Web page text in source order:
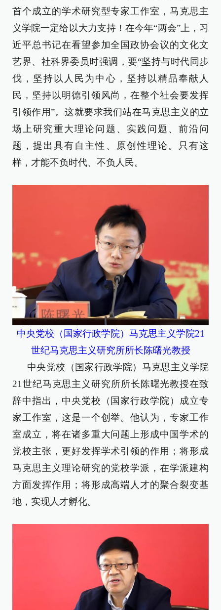
首个成立的学术研究型专家工作室，马克思主
义学院一定给以大力支持！在今年“两会”上，习
近平总书记在看望参加全国政协会议的文化文
艺界、社科界委员时强调，要“坚持与时代同步
伐，坚持以人民为中心，坚持以精品奉献人
民，坚持以明德引领风尚，在整个社会要发挥
引领作用”。这就要求我们站在马克思主义的立
场上研究重大理论问题、实践问题、前沿问
题，提出具有自主性、原创性理论。只有这
样，才能不负时代、不负人民。
中央党校（国家行政学院）马克思主义学院21
世纪马克思主义研究所所长陈曙光教授
中央党校（国家行政学院）马克思主义学院
21世纪马克思主义研究所所长陈曙光教授在致
辞中指出，中央党校（国家行政学院）成立专
家工作室，这是一个创举。他认为，专家工作
室成立，将在诸多重大问题上形成中国学术的
党校主张，更好发挥学术引领的作用；将形成
马克思主义理论研究的党校学派，在学派建构
方面发挥作用；将形成高端人才的聚合裂变基
地，实现人才孵化。